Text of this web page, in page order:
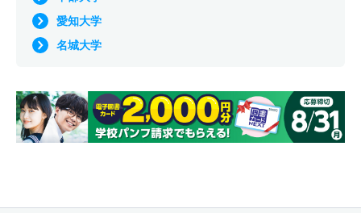
愛知大学
名城大学